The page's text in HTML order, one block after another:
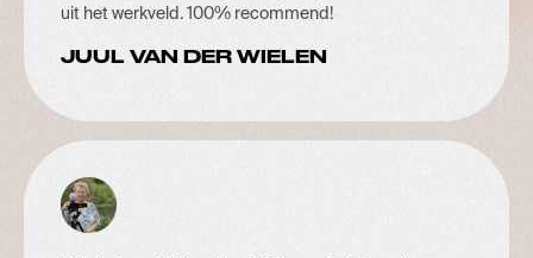
uit het werkveld. 100% recommend!
JUUL VAN DER WIELEN